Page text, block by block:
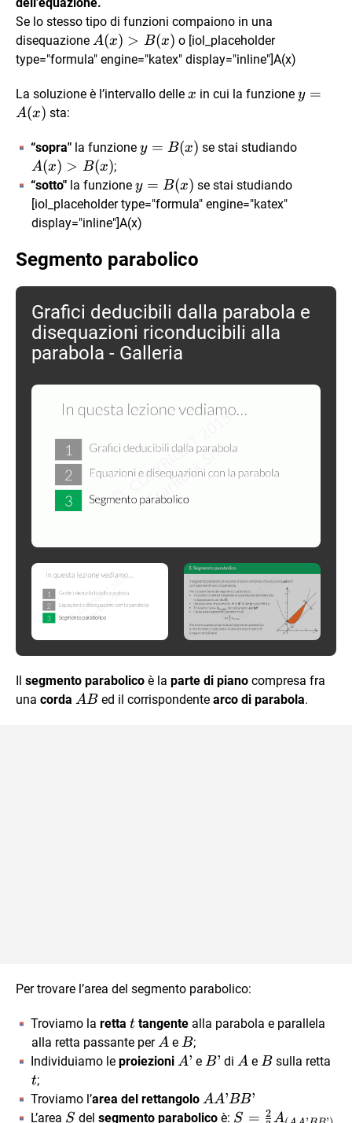
Se lo stesso tipo di funzioni compaiono in una
disequazione A(x)>B(x)
A(x) > B(x) o [iol_placeholder
type="formula" engine="katex" display="inline"]A(x)
La soluzione è l’intervallo delle x
x in cui la funzione y=A(x)
y =
A(x) sta:
“sopra" la funzione y=B(x)
y = B(x) se stai studiando
A(x) > B(x);
“sotto" la funzione y=B(x)
y = B(x) se stai studiando
[iol_placeholder type="formula" engine="katex"
display="inline"]A(x)
Segmento parabolico
Grafici deducibili dalla parabola e
disequazioni riconducibili alla
parabola - Galleria
segmento parabolico è la parte di piano compresa fra
una corda AB
ABed il corrispondente arco di parabola.
Per trovare l’area del segmento parabolico:
Troviamo la retta t
t tangente alla parabola e parallela
alla retta passante perA
A e B
B;
Individuiamo le proiezioni A’
A’ e B’
B’ di A
Ae B
Bsulla retta
t;
Troviamo l’area del rettangolo AA’BB’
AA’BB’
L’area S
S delsegmento parabolico è: S=\frac{2}
S = 2A